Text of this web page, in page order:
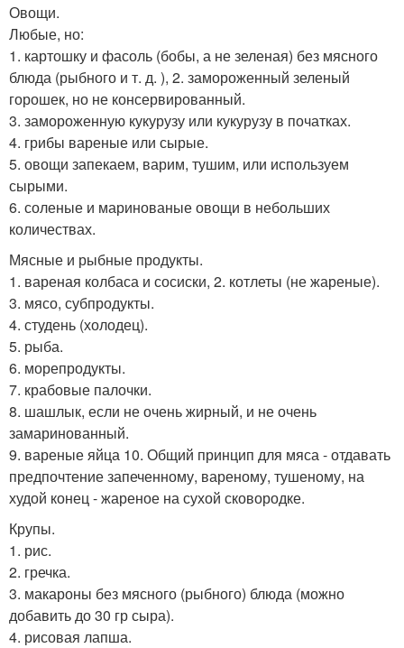
Овощи.
Любые, но:
1. картошку и фасоль (бобы, а не зеленая) без мясного
блюда (рыбного и т. д. ), 2. замороженный зеленый
горошек, но не консервированный.
3. замороженную кукурузу или кукурузу в початках.
4. грибы вареные или сырые.
5. овощи запекаем, варим, тушим, или используем
сырыми.
6. соленые и маринованые овощи в небольших
количествах.
Мясные и рыбные продукты.
1. вареная колбаса и сосиски, 2. котлеты (не жареные).
3. мясо, субпродукты.
4. студень (холодец).
5. рыба.
6. морепродукты.
7. крабовые палочки.
8. шашлык, если не очень жирный, и не очень
замаринованный.
9. вареные яйца 10. Общий принцип для мяса - отдавать
предпочтение запеченному, вареному, тушеному, на
худой конец - жареное на сухой сковородке.
Крупы.
1. рис.
2. гречка.
3. макароны без мясного (рыбного) блюда (можно
добавить до 30 гр сыра).
4. рисовая лапша.